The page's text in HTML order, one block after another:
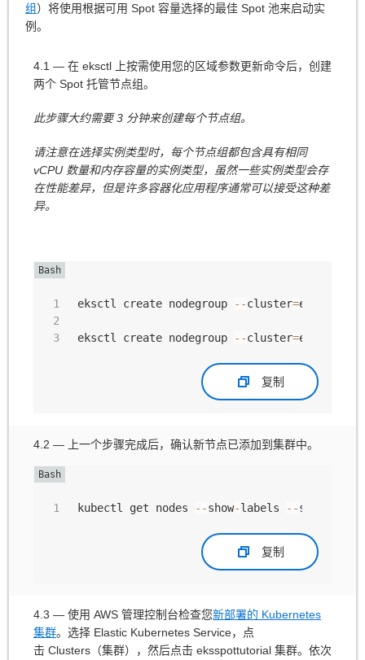
组）将使用根据可用 Spot 容量选择的最佳 Spot 池来启动实
例。
4.1 — 在 eksctl 上按需使用您的区域参数更新命令后，创建
两个 Spot 托管节点组。
此步骤大约需要 3 分钟来创建每个节点组。
请注意在选择实例类型时，每个节点组都包含具有相同
vCPU 数量和内存容量的实例类型，虽然一些实例类型会存
在性能差异，但是许多容器化应用程序通常可以接受这种差
异。
eksctl create nodegroup --cluster=
eksctl create nodegroup --cluster=
复制
4.2 — 上一个步骤完成后，确认新节点已添加到集群中。
kubectl get nodes --show-labels --selector
复制
4.3 — 使用 AWS 管理控制台检查您新部署的 Kubernetes
集群。选择 Elastic Kubernetes Service，点
击 Clusters（集群），然后点击 eksspottutorial 集群。依次